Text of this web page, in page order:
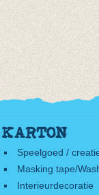
KARTON
Speelgoed /
Masking tape/
Interieurdecoratie